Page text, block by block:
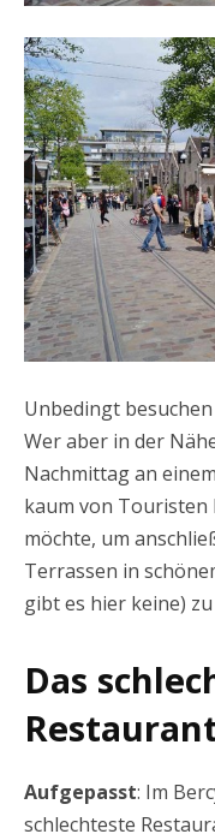
Unbedingt
Wer aber in der
Nachmittag an
kaum von Touristen
möchte, um
Terrassen in
gibt es hier keine)
Das
Aufgepasst: Im
schlechteste